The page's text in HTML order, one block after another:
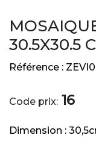
30.5X30.5
Référence :
Code prix: 16
Dimension :